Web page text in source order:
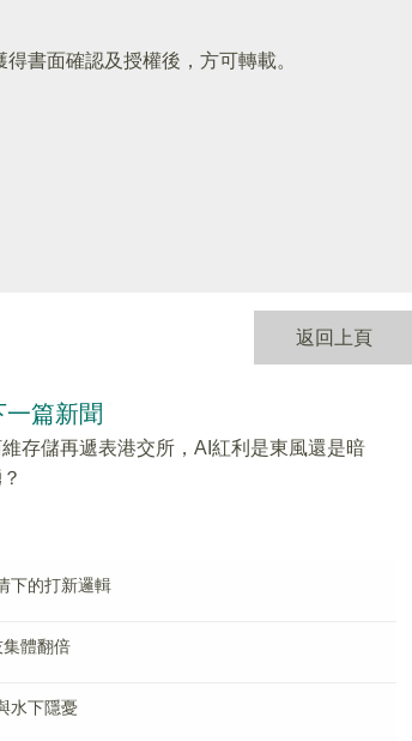
得書面確認及授權後，方可轉載。
返回上頁
一篇新聞
存儲再遞表港交所，AI紅利是東風還是暗
下的打新邏輯
體翻倍
水下隱憂